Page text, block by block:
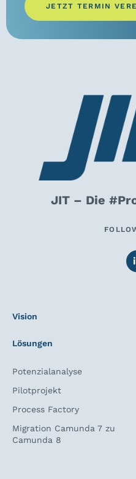
JETZT TERMIN
JIT – Die
Vision
Lösungen
Potenzialanalyse
Pilotprojekt
Process Factory
Migration Camunda 7 zu
Camunda 8